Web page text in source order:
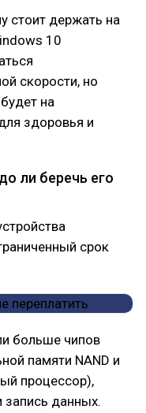
стоит держать на
10
скорости, но
на
здоровья и
ли беречь его
срок
больше чипов
памяти NAND и
процессор),
запись данных.